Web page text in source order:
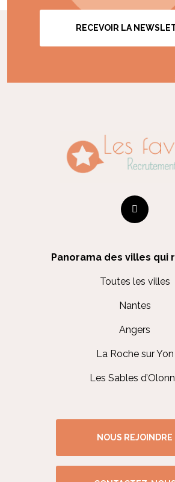
RECEVOIR LA
Panorama des villes qui
Toutes les villes
Nantes
Angers
La Roche sur Yon
Les Sables
NOUS REJOINDRE